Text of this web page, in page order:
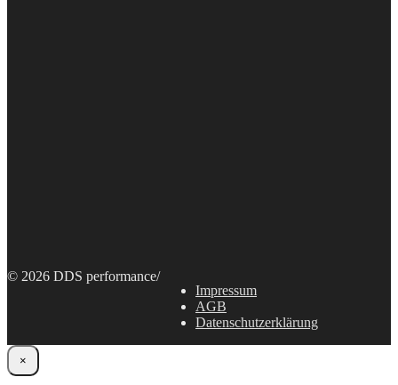
© 2026 DDS performance/
Impressum
AGB
Datenschutzerklärung
×